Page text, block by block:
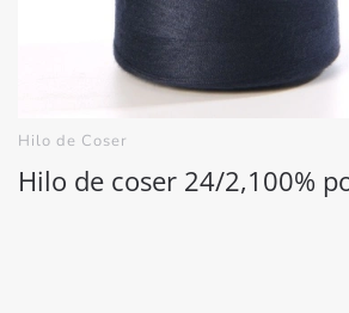
Hilo de Coser
Hilo de coser 24/2,100%